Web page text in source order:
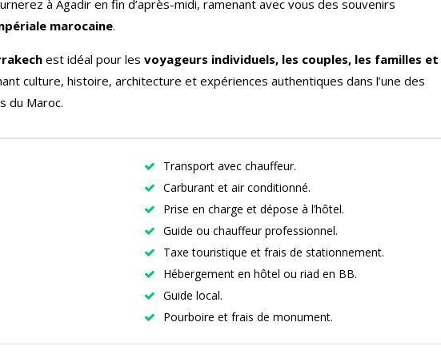
à Agadir en fin d’après-midi, ramenant avec vous des souvenirs
marocaine.
est idéal pour les voyageurs individuels, les couples, les familles et
culture, histoire, architecture et expériences authentiques dans l’une des
du Maroc.
Transport avec chauffeur.
Carburant et air conditionné.
Prise en charge et dépose à l’hôtel.
Guide ou chauffeur professionnel.
Taxe touristique et frais de stationnement.
Hébergement en hôtel ou riad en BB.
Guide local.
Pourboire et frais de monument.